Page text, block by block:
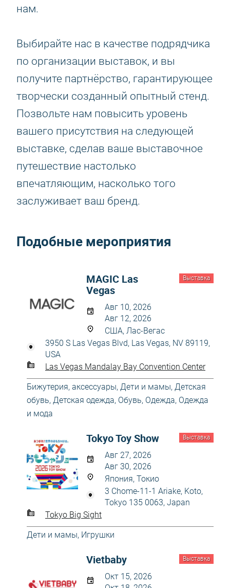
нам.
Выбирайте нас в качестве подрядчика
по организации выставок, и вы
получите партнёрство, гарантирующее
творчески созданный опытный стенд.
Позвольте нам повысить уровень
вашего присутствия на следующей
выставке, сделав ваше выставочное
путешествие настолько
впечатляющим, насколько того
заслуживает ваш бренд.
Подобные мероприятия
Выставка
MAGIC Las
Vegas
Авг 10, 2026
Авг 12, 2026
США, Лас-Вегас
3950 S Las Vegas Blvd, Las Vegas, NV 89119,
USA
Las Vegas Mandalay Bay Convention Center
Бижутерия, аксессуары, Дети и мамы, Детская
обувь, Детская одежда, Обувь, Одежда, Одежда
и мода
Выставка
Tokyo Toy Show
Авг 27, 2026
Авг 30, 2026
Япония, Токио
3 Chome-11-1 Ariake, Koto,
Tokyo 135 0063, Japan
Tokyo Big Sight
Дети и мамы, Игрушки
Выставка
Vietbaby
Окт 15, 2026